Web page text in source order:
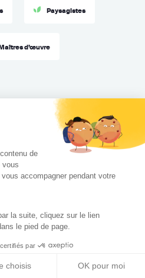
de
vous
accompagner pendant votre
la suite, cliquez sur le lien
le pied de page.
par
choisis OK pour moi
Paysagistes
d’œuvre
à nos
pour votre
raisons